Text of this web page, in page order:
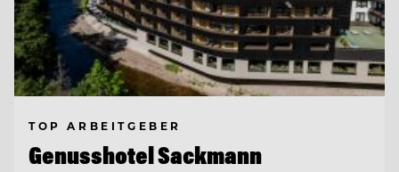
TOP ARBEITGEBER
Genusshotel Sackmann